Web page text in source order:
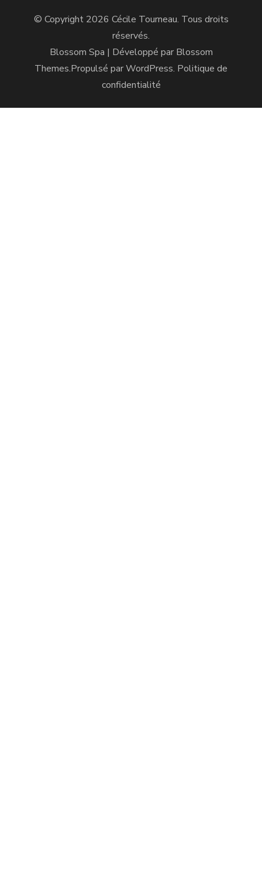
© Copyright 2026 Cécile Tourneau. Tous droits
réservés.
Blossom Spa | Développé par Blossom
Themes.Propulsé parWordPress. Politique de
confidentialité